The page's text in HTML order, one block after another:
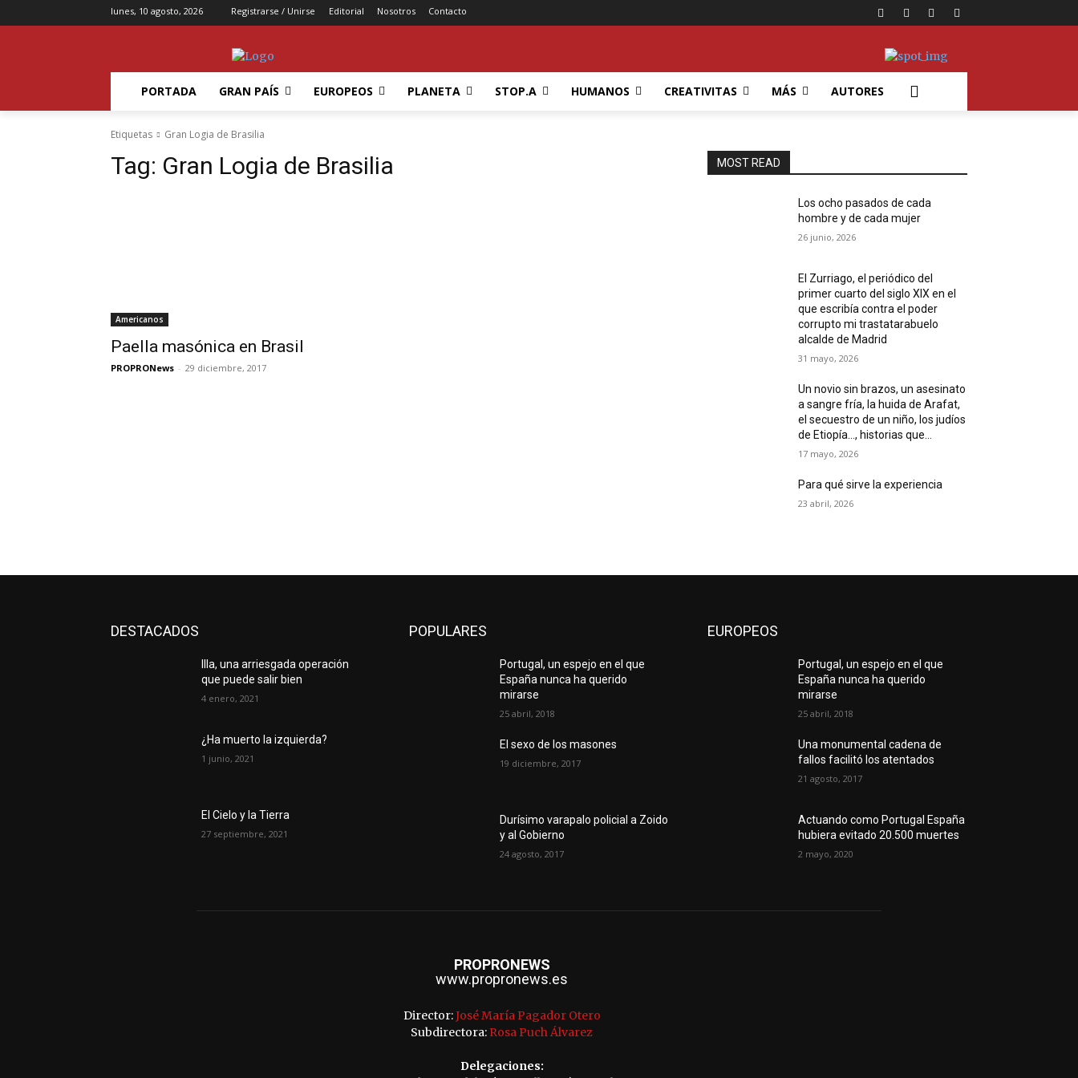
lunes, 10 agosto, 2026 Registrarse / Unirse Editorial Nosotros Contacto
PORTADA GRAN PAÍS EUROPEOS PLANETA STOP.A HUMANOS CREATIVITAS MÁS AUTORES
Etiquetas Gran Logia de Brasilia
Tag: Gran Logia de Brasilia
Americanos
Paella masónica en Brasil
PROPRONews - 29 diciembre, 2017
MOST READ
Los ocho pasados de cada
hombre y de cada mujer
26 junio, 2026
El Zurriago, el periódico del
primer cuarto del siglo XIX en el
que escribía contra el poder
corrupto mi trastatarabuelo
alcalde de Madrid
31 mayo, 2026
Un novio sin brazos, un asesinato
a sangre fría, la huida de Arafat,
el secuestro de un niño, los judíos
de Etiopía…, historias que...
17 mayo, 2026
Para qué sirve la experiencia
23 abril, 2026
DESTACADOS
Illa, una arriesgada operación
que puede salir bien
4 enero, 2021
¿Ha muerto la izquierda?
1 junio, 2021
El Cielo y la Tierra
27 septiembre, 2021
POPULARES
Portugal, un espejo en el que
España nunca ha querido
mirarse
25 abril, 2018
El sexo de los masones
19 diciembre, 2017
Durísimo varapalo policial a Zoido
y al Gobierno
24 agosto, 2017
EUROPEOS
Portugal, un espejo en el que
España nunca ha querido
mirarse
25 abril, 2018
Una monumental cadena de
fallos facilitó los atentados
21 agosto, 2017
Actuando como Portugal España
hubiera evitado 20.500 muertes
2 mayo, 2020
PROPRONEWS
www.propronews.es
Director:José María Pagador Otero
Subdirectora: Rosa Puch Álvarez
Delegaciones: